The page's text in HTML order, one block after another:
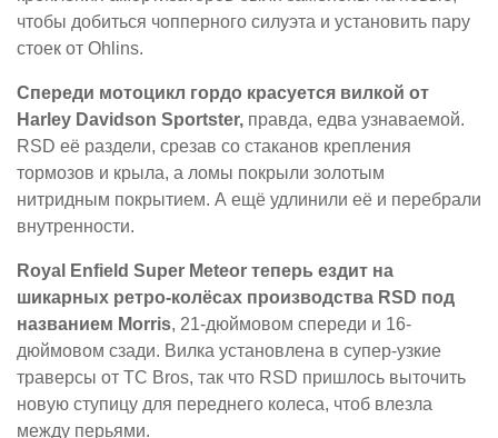
чтобы добиться чопперного силуэта и установить пару
стоек от Ohlins.
Спереди мотоцикл гордо красуется вилкой от
Harley Davidson Sportster, правда, едва узнаваемой.
RSD её раздели, срезав со стаканов крепления
тормозов и крыла, а ломы покрыли золотым
нитридным покрытием. А ещё удлинили её и перебрали
внутренности.
Royal Enfield Super Meteor теперь ездит на
шикарных ретро-колёсах производства RSD под
названием Morris, 21-дюймовом спереди и 16-
дюймовом сзади. Вилка установлена в супер-узкие
траверсы от TC Bros, так что RSD пришлось выточить
новую ступицу для переднего колеса, чтоб влезла
между перьями.